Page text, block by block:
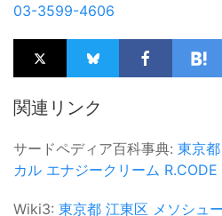
03-3599-4606
関連リンク
サードペディア百科事典: 東京都
カル エナジークリーム R.CODE
Wiki3: 東京都 江東区 メソシュ